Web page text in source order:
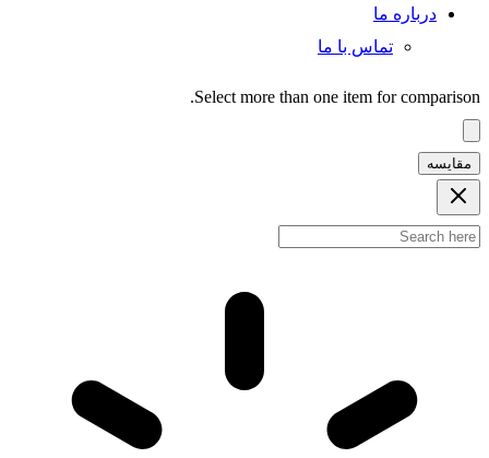
درباره ما
تماس با ما
Select more than one item for comparison.
مقایسه